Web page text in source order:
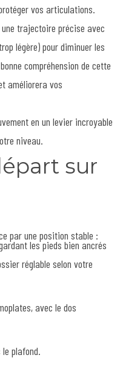
vos articulations.
trajectoire précise avec
légère) pour diminuer les
compréhension de cette
améliorera vos
en un levier incroyable
niveau.
sur
par une position stable :
les pieds bien ancrés
réglable selon votre
avec le dos
plafond.